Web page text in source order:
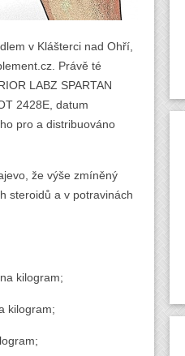
v Klášterci nad Ohří,
Právě té
LABZ SPARTAN
2428E, datum
pro a distribuováno
že výše zmíněný
steroidů a v potravinách
kilogram;
kilogram;